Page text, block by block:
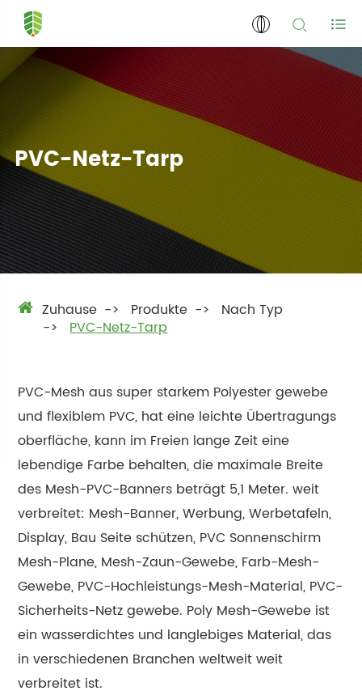
PVC-Netz-Tarp
Zuhause Produkte
Nach Typ
PVC-Netz-Tarp
PVC-Mesh aus super starkem Polyester gewebe
und flexiblem PVC, hat eine leichte Übertragungs
oberfläche, kann im Freien lange Zeit eine
lebendige Farbe behalten, die maximale Breite
des Mesh-PVC-Banners beträgt 5,1 Meter. weit
verbreitet: Mesh-Banner, Werbung, Werbetafeln,
Display, Bau Seite schützen, PVC Sonnenschirm
Mesh-Plane, Mesh-Zaun-Gewebe, Farb-Mesh-
Gewebe, PVC-Hochleistungs-Mesh-Material, PVC-
Sicherheits-Netz gewebe. Poly Mesh-Gewebe ist
ein wasserdichtes und langlebiges Material, das
in verschiedenen Branchen weltweit weit
verbreitet ist.